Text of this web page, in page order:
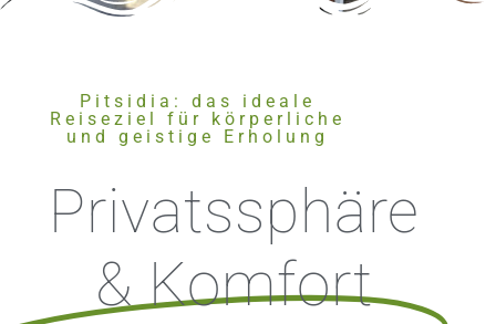
Pitsidia: das ideale
Reiseziel für körperliche
und geistige Erholung
Privatssphäre
& Komfort